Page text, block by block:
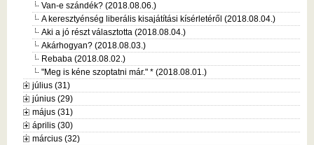
Van-e szándék? (2018.08.06.)
A keresztyénség liberális kisajátítási kísérletéről (2018.08.04.)
Aki a jó részt választotta (2018.08.04.)
Akárhogyan? (2018.08.03.)
Rebaba (2018.08.02.)
"Meg is kéne szoptatni már." * (2018.08.01.)
július (31)
június (29)
május (31)
április (30)
március (32)